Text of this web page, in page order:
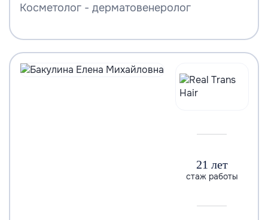
Косметолог - дерматовенеролог
21 лет
стаж работы